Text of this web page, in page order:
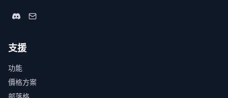
支援
功能
價格方案